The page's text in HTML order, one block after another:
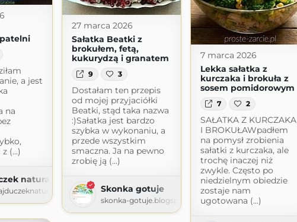
a jest
na
(...)
naturalnie
27 marca 2026
Sałatka Beatki z
brokułem, fetą,
kukurydzą i granatem
9 3
Dostałam ten przepis
od mojej przyjaciółki
Beatki, stąd taka nazwa
:)Sałatka jest bardzo
szybka w wykonaniu, a
przede wszystkim
smaczna. Ja na pewno
zrobię ją (...)
Skonka gotuje
skonka-gotuje.blogspot.com
7 marca 2026
Lekka sałatka z
kurczaka i brokuła z
sosem pomidorowym
7 2
SAŁATKA Z KURCZAKA
I BROKUŁAWpadłem
na pomysł zrobienia
sałatki z kurczaka, ale
trochę inaczej niż
zwykle. Często po
niedzielnym obiedzie
zostaje nam
ugotowana (...)